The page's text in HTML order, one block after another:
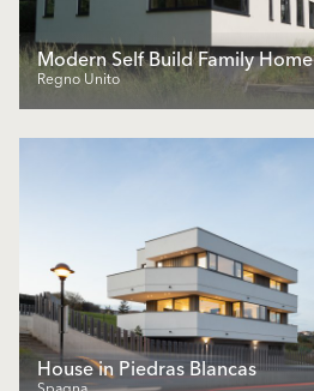
Modern Self Build Family Home
Regno Unito
House in Piedras Blancas